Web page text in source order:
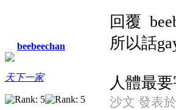
beebeechan
天下一家
回覆
所以話
人體最
沙文 發表